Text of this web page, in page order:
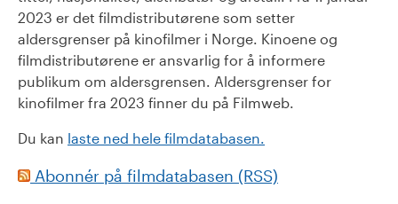
2023 er det filmdistributørene som setter
aldersgrenser på kinofilmer i Norge. Kinoene og
filmdistributørene er ansvarlig for å informere
publikum om aldersgrensen. Aldersgrenser for
kinofilmer fra 2023 finner du på Filmweb.
Du kan laste ned hele filmdatabasen.
Abonnér på filmdatabasen (RSS)